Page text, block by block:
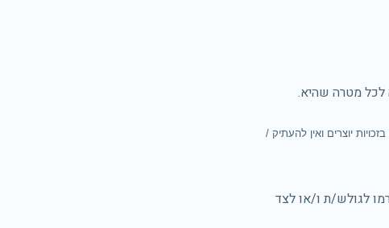
לכל מטרה שהיא.
יוצרים ואין להעתיק /
לגולש/ת ו/או לצד